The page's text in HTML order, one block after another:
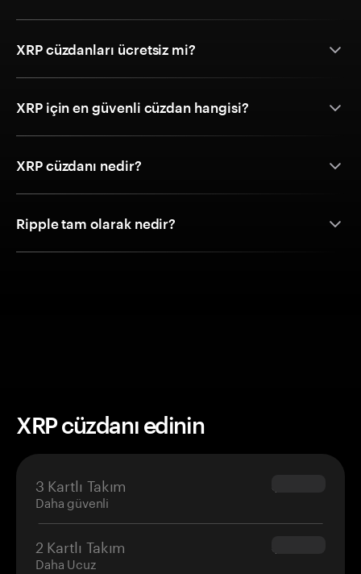
XRP cüzdanları ücretsiz mi?
XRP için en güvenli cüzdan hangisi?
XRP cüzdanı nedir?
Ripple tam olarak nedir?
XRP cüzdanı edinin
3 Kartlı Takım
Daha güvenli
$69.90
2 Kartlı Takım
Daha Ucuz
$54.90